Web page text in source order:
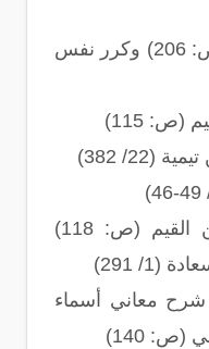
([2]) « لطائف المعارف » (ص: 206) وكرر نفس
([6]) « شفاء العليل » لابن القيم (ص: 118)
291)
شرح معاني أسماء
(ص: 140)